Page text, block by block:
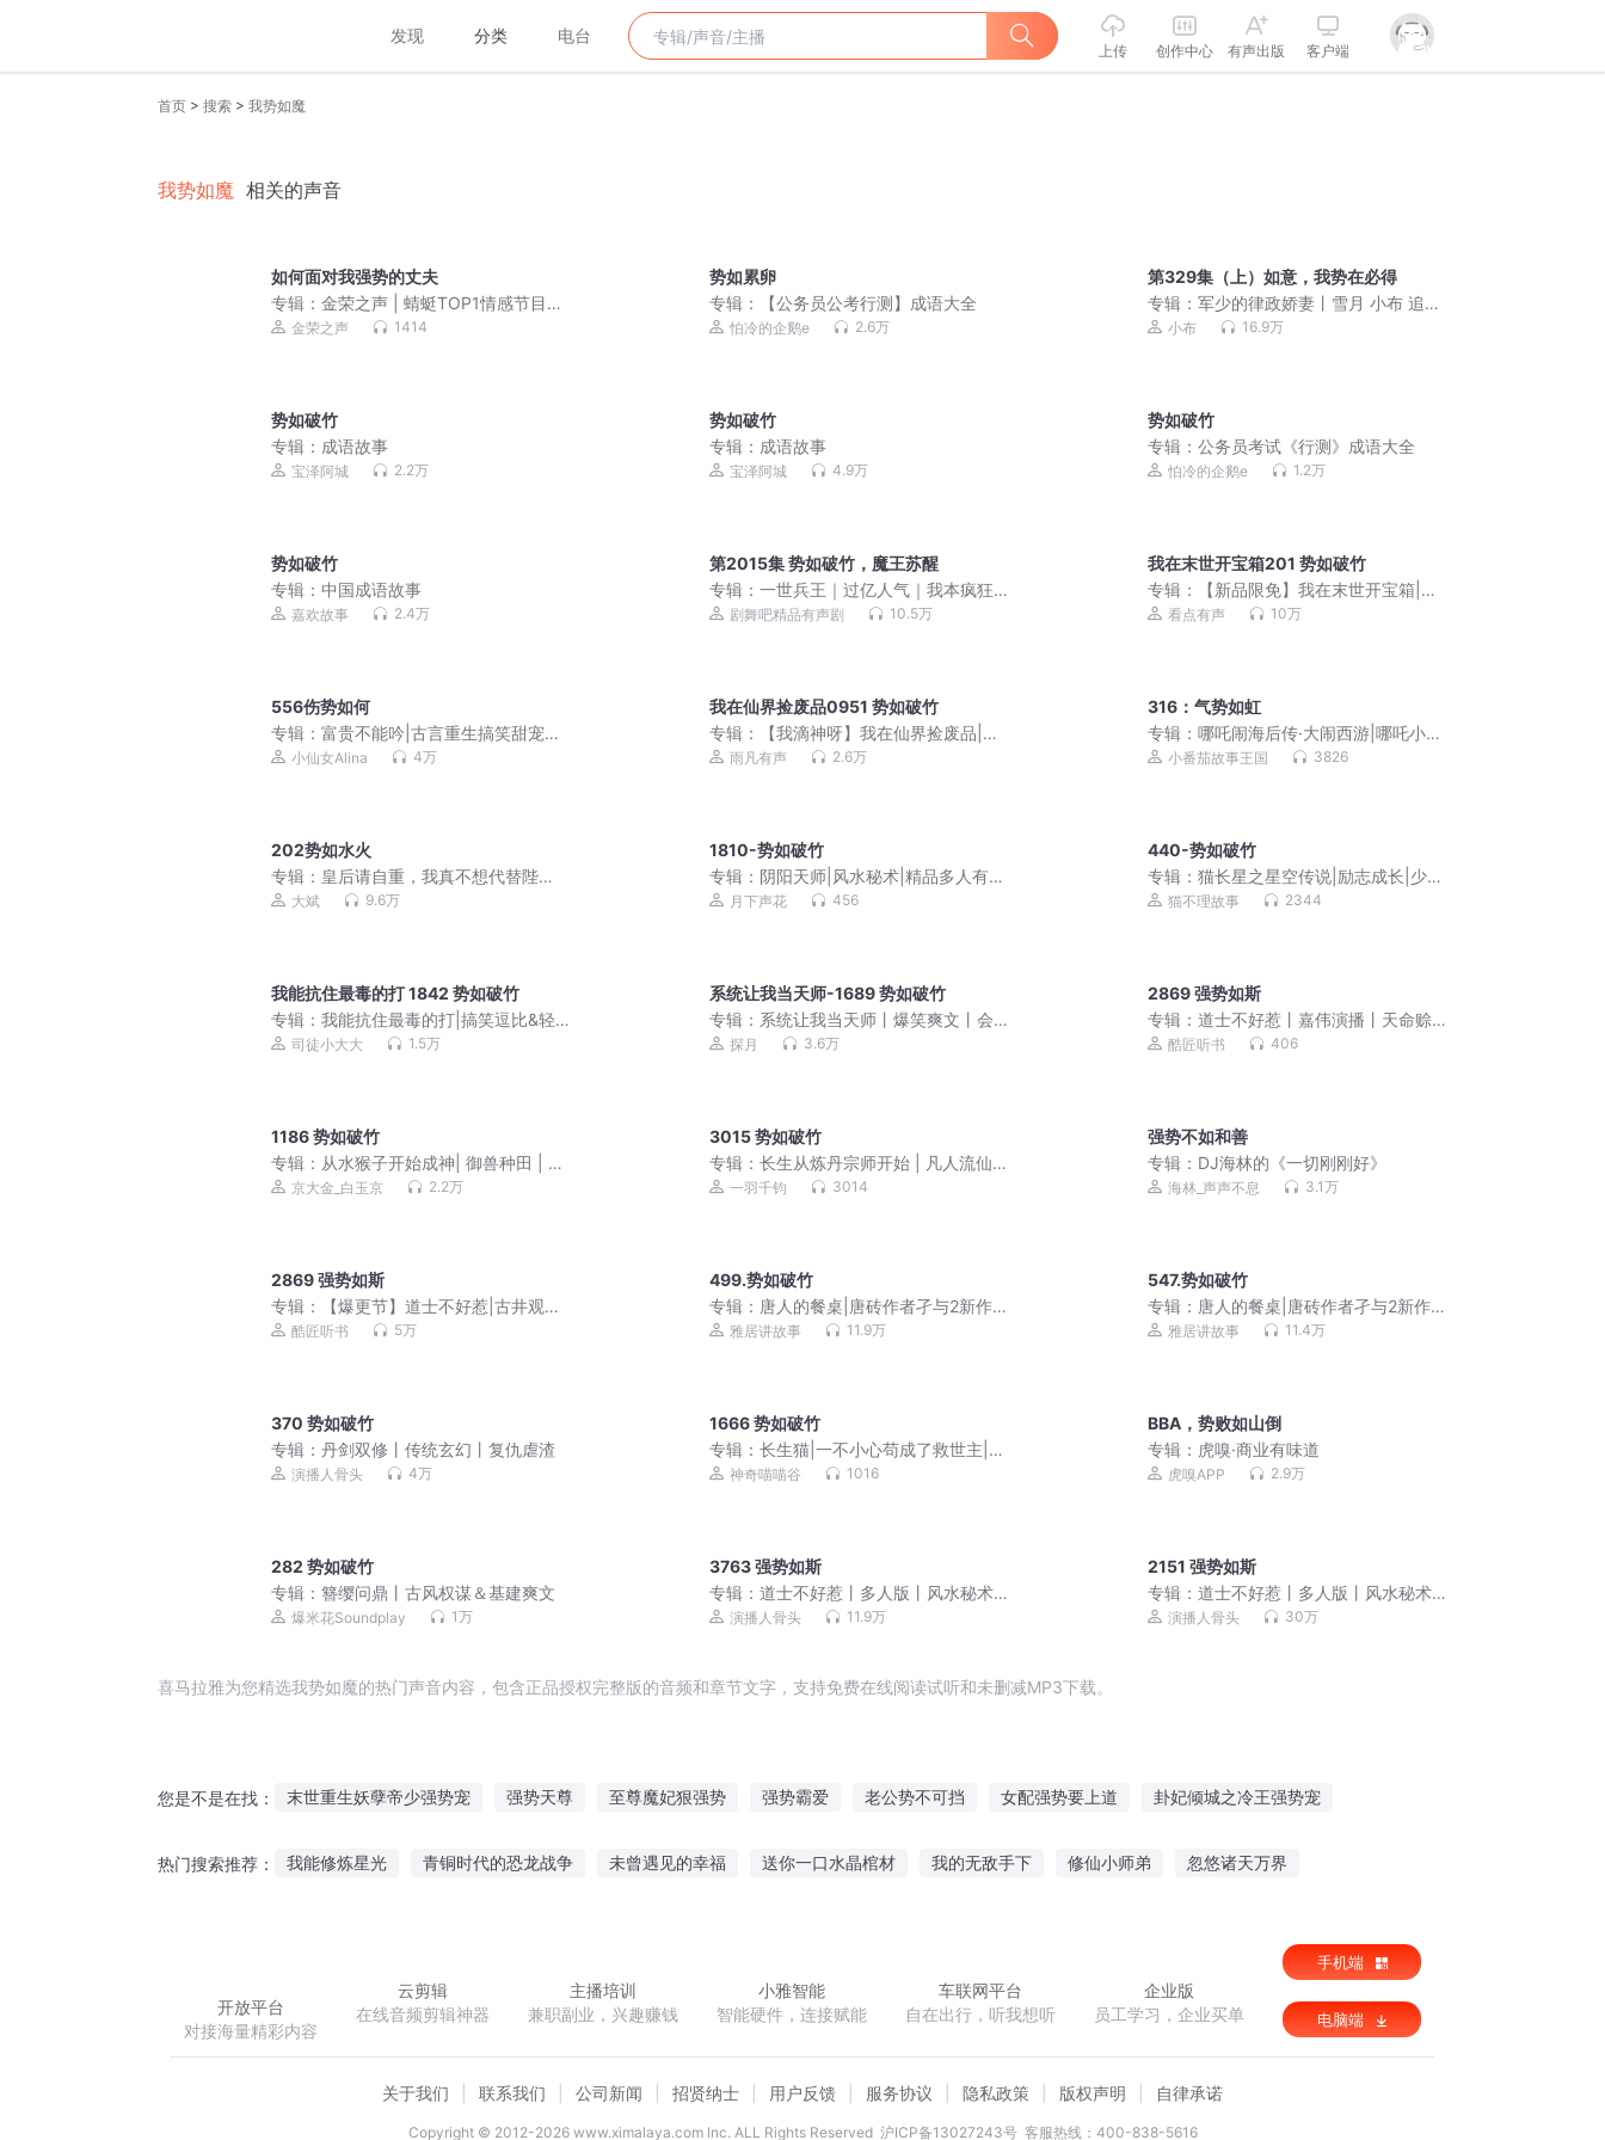
发现 分类 电台
上传 创作中心 有声出版 客户端
首页 > 搜索 > 我势如魔
我势如魔 相关的声音
如何面对我强势的丈夫
专辑： 金荣之声 | 蜻蜓TOP1情感节目，
每天解答婚姻家庭、情感困惑、子女教
金荣之声 1414
势如累卵
专辑：
【公务员公考行测】成语大全
怕冷的企鹅e 2.6万
第329集（上）如意，我势在必得
专辑：军少的律政娇妻丨雪月 小布 追马
子沐丨多人言情剧
小布 16.9万
势如破竹
专辑： 成语故事
宝泽阿城 2.2万
势如破竹
专辑： 成语故事
宝泽阿城 4.9万
势如破竹
专辑：公务员考试《行测》成语大全
怕冷的企鹅e 1.2万
势如破竹
专辑： 中国成语故事
嘉欢故事 2.4万
第2015集 势如破竹，魔王苏醒
专辑：一世兵王｜过亿人气｜我本疯狂
｜爆款热血爽文
剧舞吧精品有声剧 10.5万
我在末世开宝箱201 势如破竹
专辑：
【新品限免】我在末世开宝箱|热
血&爆笑&带系统
看点有声 10万
556伤势如何
专辑： 富贵不能吟|古言重生搞笑甜宠权
谋悬疑|青铜穗原著|小仙女多人有声剧
小仙女Alina 4万
我在仙界捡废品0951 势如破竹
专辑：
【我滴神呀】我在仙界捡废品|免
费有声小说|爆笑双播
雨凡有声 2.6万
316：气势如虹
专辑：哪吒闹海后传·大闹西游|哪吒小番
茄历险记
小番茄故事王国 3826
202势如水火
专辑： 皇后请自重，我真不想代替陛
下！| 爆笑穿越 | 历史 | 多人有声剧
大斌 9.6万
1810-势如破竹
专辑： 阴阳天师|风水秘术|精品多人有声
剧|都市爽文|灵异鬼怪|道士法术【超低
月下声花 456
440-势如破竹
专辑：猫长星之星空传说|励志成长|少年
英雄|猫不理故事
猫不理故事 2344
我能抗住最毒的打 1842 势如破竹
专辑： 我能抗住最毒的打|搞笑逗比&轻
松贱萌|多人有声剧
司徒小大大 1.5万
系统让我当天师-1689 势如破竹
专辑： 系统让我当天师丨爆笑爽文丨会
员免费丨多人有声剧
探月 3.6万
2869 强势如斯
专辑：道士不好惹丨嘉伟演播丨天命赊
刀人前传 免费福利
酷匠听书 406
1186 势如破竹
专辑： 从水猴子开始成神| 御兽种田 | 轻
松随身流 | 多人有声剧
京大金_白玉京 2.2万
3015 势如破竹
专辑：长生从炼丹宗师开始 | 凡人流仙
侠 | 霸榜玄幻巨作 | VIP免费 | 多人有声
一羽千钧 3014
强势不如和善
专辑： DJ海林的《一切刚刚好》
海林_声声不息 3.1万
2869 强势如斯
专辑：
【爆更节】道士不好惹|古井观传
奇|嘉伟演播|紫袍
酷匠听书 5万
499.势如破竹
专辑： 唐人的餐桌|唐砖作者孑与2新作|
历史榜一|穿越重生|VIP免费多人
雅居讲故事 11.9万
547.势如破竹
专辑： 唐人的餐桌|唐砖作者孑与2新作|
历史榜一|穿越重生|VIP免费多人
雅居讲故事 11.4万
370 势如破竹
专辑： 丹剑双修丨传统玄幻丨复仇虐渣
演播人骨头 4万
1666 势如破竹
专辑：长生猫|一不小心苟成了救世主|少
年热血|奇幻冒险
神奇喵喵谷 1016
BBA，势败如山倒
专辑： 虎嗅·商业有味道
虎嗅APP 2.9万
282 势如破竹
专辑： 簪缨问鼎丨古风权谋＆基建爽文
爆米花Soundplay 1万
3763 强势如斯
专辑：道士不好惹丨多人版丨风水秘术
丨爆笑丨都市丨悬疑丨骨头演播
演播人骨头 11.9万
2151 强势如斯
专辑：道士不好惹丨多人版丨风水秘术
丨爆笑丨都市丨悬疑恐怖灵异
演播人骨头 30万
喜马拉雅为您精选我势如魔的热门声音内容，包含正品授权完整版的音频和章节文字，支持免费在线阅读试听和未删减MP3下载。
您是不是在找： 末世重生妖孽帝少强势宠 强势天尊 至尊魔妃狠强势 强势霸爱 老公势不可挡 女配强势要上道 卦妃倾城之冷王强势宠
热门搜索推荐： 我能修炼星光 青铜时代的恐龙战争 未曾遇见的幸福 送你一口水晶棺材 我的无敌手下 修仙小师弟 忽悠诸天万界
开放平台
对接海量精彩内容
云剪辑
在线音频剪辑神器
主播培训
兼职副业，兴趣赚钱
小雅智能
智能硬件，连接赋能
车联网平台
自在出行，听我想听
企业版
员工学习，企业买单
手机端
电脑端
关于我们 联系我们 公司新闻 招贤纳士 用户反馈 服务协议 隐私政策 版权声明 自律承诺
Copyright © 2012-2026www.ximalaya.com lnc. ALL Rights Reserved 沪ICP备13027243号 客服热线：400-838-5616